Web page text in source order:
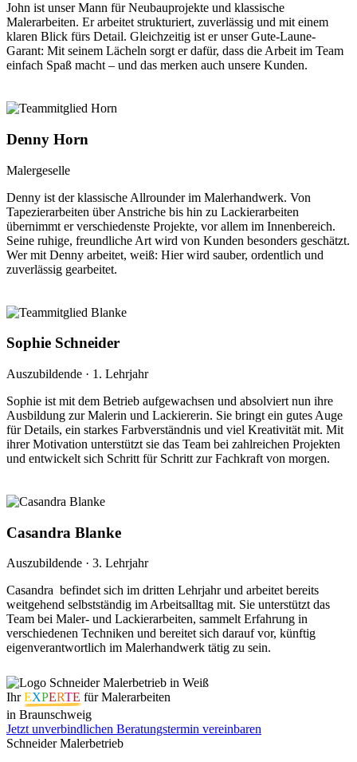
John ist unser Mann für Neubauprojekte und klassische
Malerarbeiten. Er arbeitet strukturiert, zuverlässig und mit einem
klaren Blick fürs Detail. Gleichzeitig ist er unser Gute-Laune-
Garant: Mit seinem Lächeln sorgt er dafür, dass die Arbeit im Team
einfach Spaß macht – und das merken auch unsere Kunden.
Denny Horn
Malergeselle
Denny ist der klassische Allrounder im Malerhandwerk. Von
Tapezierarbeiten über Anstriche bis hin zu Lackierarbeiten
übernimmt er verschiedenste Projekte, vor allem im Innenbereich.
Seine ruhige, freundliche Art wird von Kunden besonders geschätzt.
Wer mit Denny arbeitet, weiß: Hier wird sauber, ordentlich und
zuverlässig gearbeitet.
Sophie Schneider
Auszubildende · 1. Lehrjahr
Sophie ist mit dem Betrieb aufgewachsen und absolviert nun ihre
Ausbildung zur Malerin und Lackiererin. Sie bringt ein gutes Auge
für Details, ein starkes Farbverständnis und viel Kreativität mit. Mit
ihrer Motivation unterstützt sie das Team bei zahlreichen Projekten
und entwickelt sich Schritt für Schritt zur Fachkraft von morgen.
Casandra Blanke
Auszubildende · 3. Lehrjahr
Casandra befindet sich im dritten Lehrjahr und arbeitet bereits
weitgehend selbstständig im Arbeitsalltag mit. Sie unterstützt das
Team bei Maler- und Lackierarbeiten, sammelt Erfahrung in
verschiedenen Techniken und bereitet sich darauf vor, künftig
eigenverantwortlich im Malerhandwerk tätig zu sein.
IhrEXPERTE für Malerarbeiten
in Braunschweig
Jetzt unverbindlichen Beratungstermin vereinbaren
Schneider Malerbetrieb